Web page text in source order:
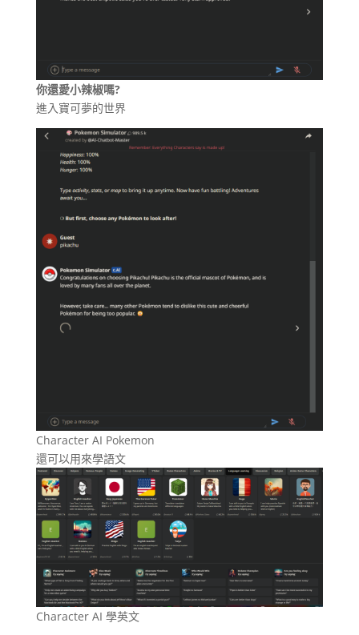
你還愛小辣椒嗎?
進入寶可夢的世界
Character AI Pokemon
還可以用來學語文
Character AI 學英文